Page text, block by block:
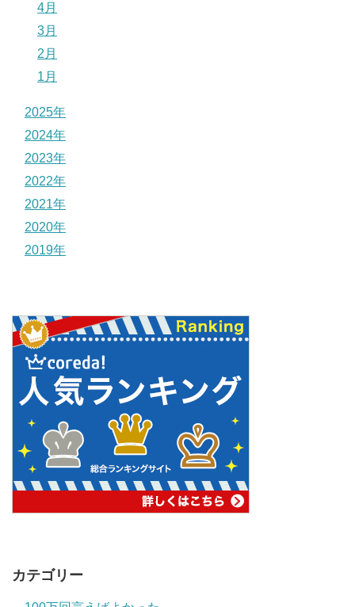
4月
3月
2月
1月
2025年
2024年
2023年
2022年
2021年
2020年
2019年
カテゴリー